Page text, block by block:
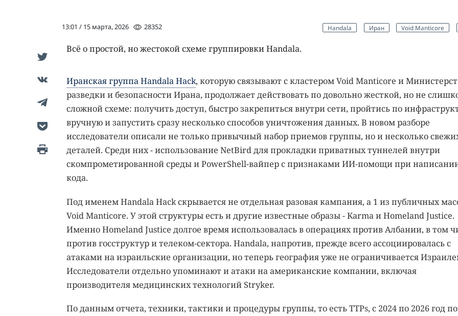
13:01 / 15 марта, 2026 28352 Handala Иран Void Manticore
Всё о простой, но жестокой схеме группировки Handala.
Иранская группа Handala Hack, которую связывают с кластером Void Manticore и
разведки и безопасности Ирана, продолжает действовать по довольно жесткой, но не
сложной схеме: получить доступ, быстро закрепиться внутри сети, пройтись по
вручную и запустить сразу несколько способов уничтожения данных. В новом разборе
исследователи описали не только привычный набор приемов группы, но и несколько
деталей. Среди них - использование NetBird для прокладки приватных туннелей внутри
скомпрометированной среды и PowerShell-вайпер с признаками ИИ-помощи при
кода.
Под именем Handala Hack скрывается не отдельная разовая кампания, а 1 из публичных
Void Manticore. У этой структуры есть и другие известные образы - Karma и Homeland Justice.
Именно Homeland Justice долгое время использовалась в операциях против Албании, в том
против госструктур и телеком-сектора. Handala, напротив, прежде всего ассоциировалась с
атаками на израильские организации, но теперь география уже не ограничивается
Исследователи отдельно упоминают и атаки на американские компании, включая
производителя медицинских технологий Stryker.
По данным отчета, техники, тактики и процедуры группы, то есть TTPs, с 2024 по 2026 год